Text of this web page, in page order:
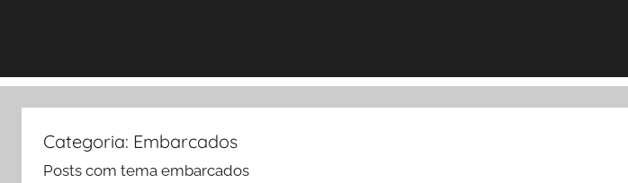
Categoria: Embarcados
Posts com tema embarcados